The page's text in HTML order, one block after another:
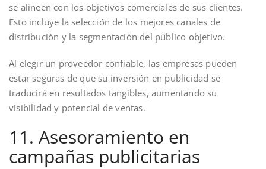
se alineen con los objetivos comerciales de sus clientes.
Esto incluye la selección de los mejores canales de
distribución y la segmentación del público objetivo.
Al elegir un proveedor confiable, las empresas pueden
estar seguras de que su inversión en publicidad se
traducirá en resultados tangibles, aumentando su
visibilidad y potencial de ventas.
11. Asesoramiento en
campañas publicitarias